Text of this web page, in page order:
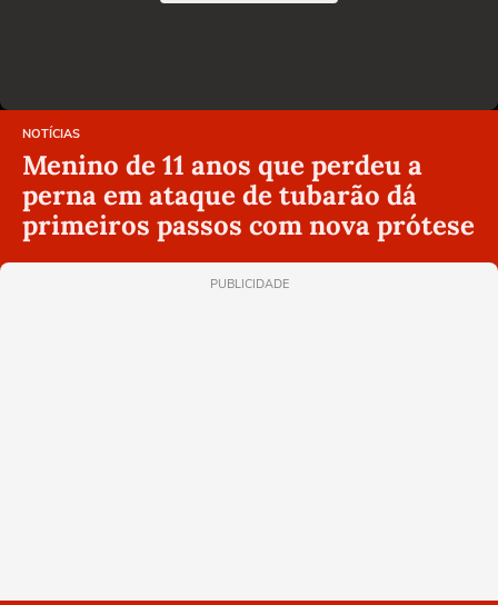
NOTÍCIAS
Menino de 11 anos que perdeu a
perna em ataque de tubarão dá
primeiros passos com nova prótese
PUBLICIDADE